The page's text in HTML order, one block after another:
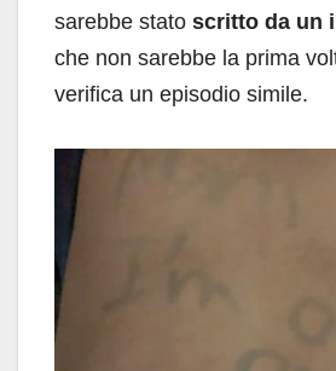
sarebbe stato scritto da un
che non sarebbe la prima
verifica un episodio simile.